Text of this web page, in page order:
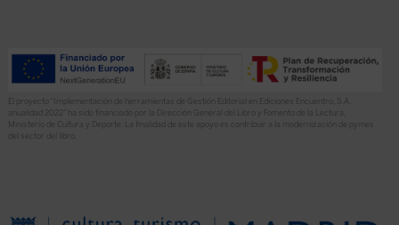
El proyecto “Implementación de herramientas de Gestión Editorial en Ediciones Encuentro, S.A.
anualidad 2022” ha sido financiado por la Dirección General del Libro y Fomento de la Lectura,
Ministerio de Cultura y Deporte. La finalidad de este apoyo es contribuir a la modernización de pymes
del sector del libro.